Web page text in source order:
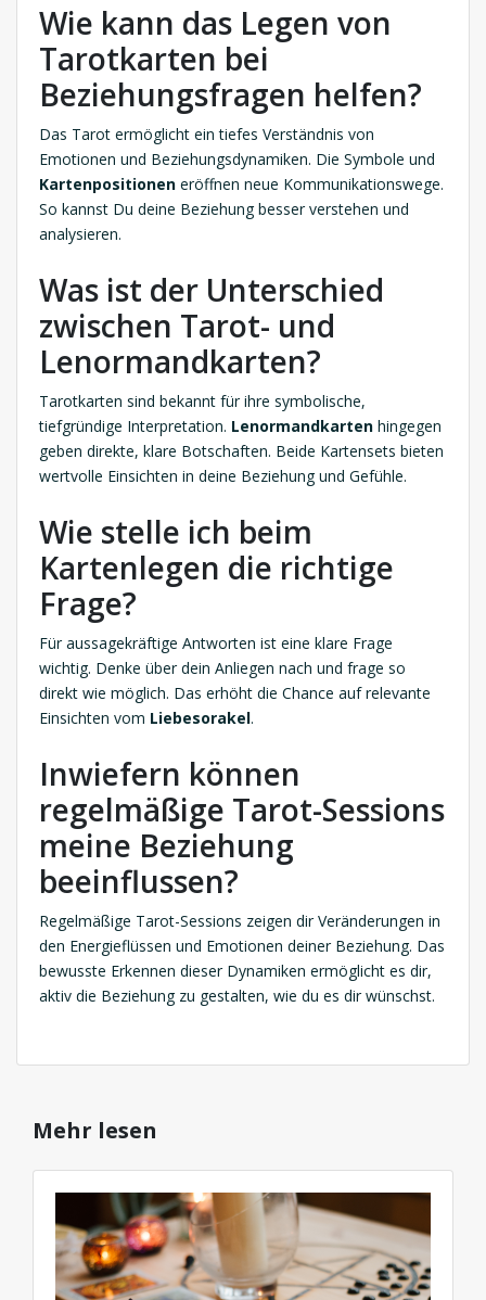
Wie kann das Legen von
Tarotkarten bei
Beziehungsfragen helfen?
Das Tarot ermöglicht ein tiefes Verständnis von
Emotionen und Beziehungsdynamiken. Die Symbole und
Kartenpositionen eröffnen neue Kommunikationswege.
So kannst Du deine Beziehung besser verstehen und
analysieren.
Was ist der Unterschied
zwischen Tarot- und
Lenormandkarten?
Tarotkarten sind bekannt für ihre symbolische,
tiefgründige Interpretation. Lenormandkarten hingegen
geben direkte, klare Botschaften. Beide Kartensets bieten
wertvolle Einsichten in deine Beziehung und Gefühle.
Wie stelle ich beim
Kartenlegen die richtige
Frage?
Für aussagekräftige Antworten ist eine klare Frage
wichtig. Denke über dein Anliegen nach und frage so
direkt wie möglich. Das erhöht die Chance auf relevante
Einsichten vom Liebesorakel.
Inwiefern können
regelmäßige Tarot-Sessions
meine Beziehung
beeinflussen?
Regelmäßige Tarot-Sessions zeigen dir Veränderungen in
den Energieflüssen und Emotionen deiner Beziehung. Das
bewusste Erkennen dieser Dynamiken ermöglicht es dir,
aktiv die Beziehung zu gestalten, wie du es dir wünschst.
Mehr lesen